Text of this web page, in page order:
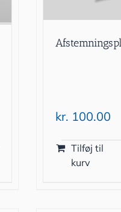
kr. 100.00
Tilføj til
kurv